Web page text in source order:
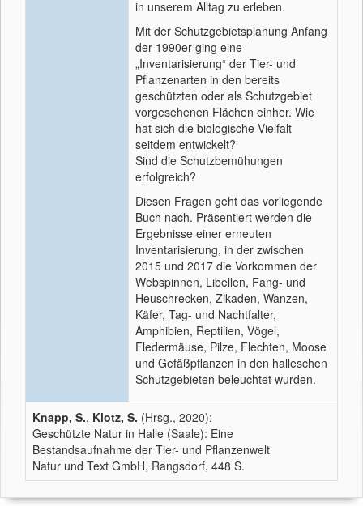
in unserem Alltag zu erleben.
Mit der Schutzgebietsplanung Anfang
der 1990er ging eine
„Inventarisierung“ der Tier- und
Pflanzenarten in den bereits
geschützten oder als Schutzgebiet
vorgesehenen Flächen einher. Wie
hat sich die biologische Vielfalt
seitdem entwickelt?
Sind die Schutzbemühungen
erfolgreich?
Diesen Fragen geht das vorliegende
Buch nach. Präsentiert werden die
Ergebnisse einer erneuten
Inventarisierung, in der zwischen
2015 und 2017 die Vorkommen der
Webspinnen, Libellen, Fang- und
Heuschrecken, Zikaden, Wanzen,
Käfer, Tag- und Nachtfalter,
Amphibien, Reptilien, Vögel,
Fledermäuse, Pilze, Flechten, Moose
und Gefäßpflanzen in den halleschen
Schutzgebieten beleuchtet wurden.
Knapp, S., Klotz, S. (Hrsg., 2020):
Geschützte Natur in Halle (Saale): Eine
Bestandsaufnahme der Tier- und Pflanzenwelt
Natur und Text GmbH, Rangsdorf, 448 S.